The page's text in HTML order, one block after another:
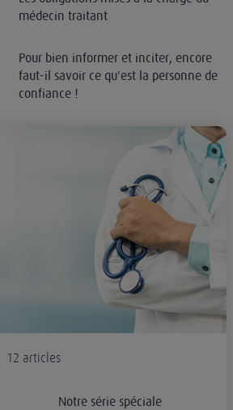
médecin traitant
Pour bien informer et inciter, encore
faut-il savoir ce qu'est la personne de
confiance !
Responsabilité civile professionnelle du
12 articles
Notre série spéciale